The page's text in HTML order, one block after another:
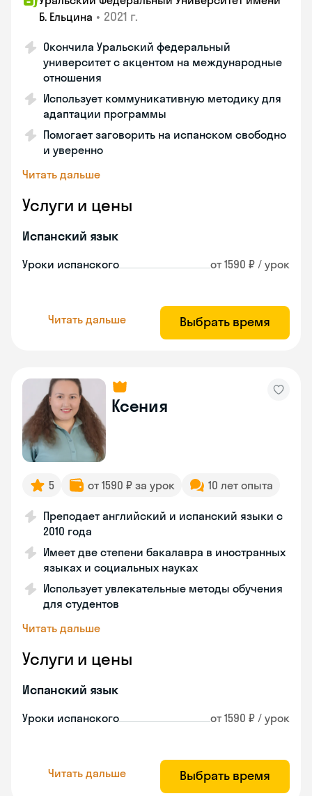
Б. Ельцина • 2021 г.
Окончила Уральский федеральный
университет с акцентом на международные
отношения
Использует коммуникативную методику для
адаптации программы
Помогает заговорить на испанском свободно
и уверенно
Читать дальше
Услуги и цены
Испанский язык
Уроки испанского от 1590 ₽ / урок
Читать дальше Выбрать время
Ксения
5 от 1590 ₽ за урок 10 лет опыта
Преподает английский и испанский языки с
2010 года
Имеет две степени бакалавра в иностранных
языках и социальных науках
Использует увлекательные методы обучения
для студентов
Читать дальше
Услуги и цены
Испанский язык
Уроки испанского от 1590 ₽ / урок
Читать дальше Выбрать время